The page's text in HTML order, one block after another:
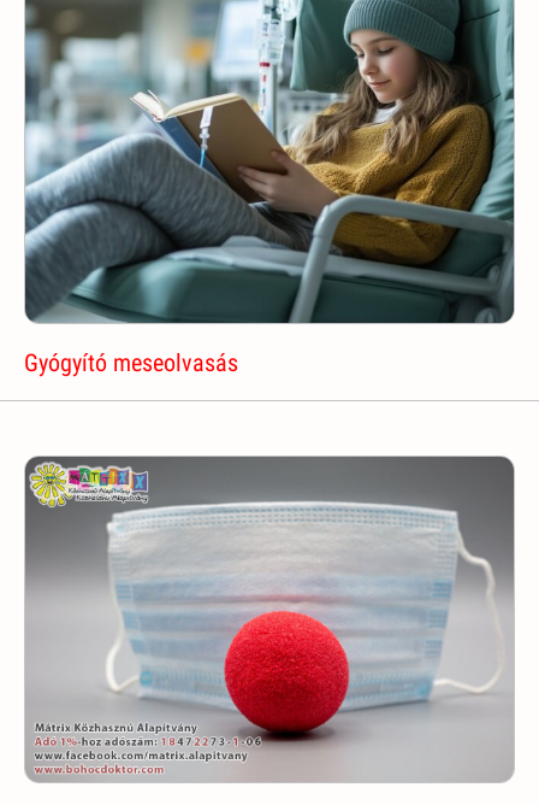
Gyógyító meseolvasás